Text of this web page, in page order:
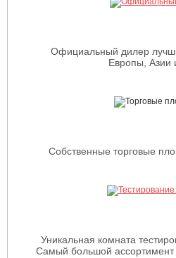
Официальный дилер
Европы,
Собственные торговые
Уникальная комната
Самый большой ассортимент